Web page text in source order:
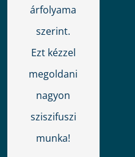
árfolyama
szerint.
Ezt kézzel
megoldani
nagyon
sziszifuszi
munka!